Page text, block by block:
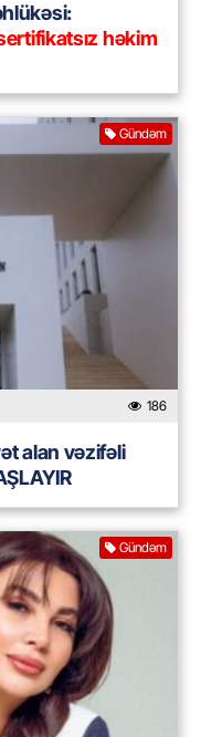
həkim
Gündəm
186
alan vəzifəli
Gündəm